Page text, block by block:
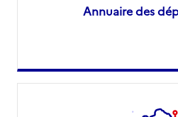
Annuaire des